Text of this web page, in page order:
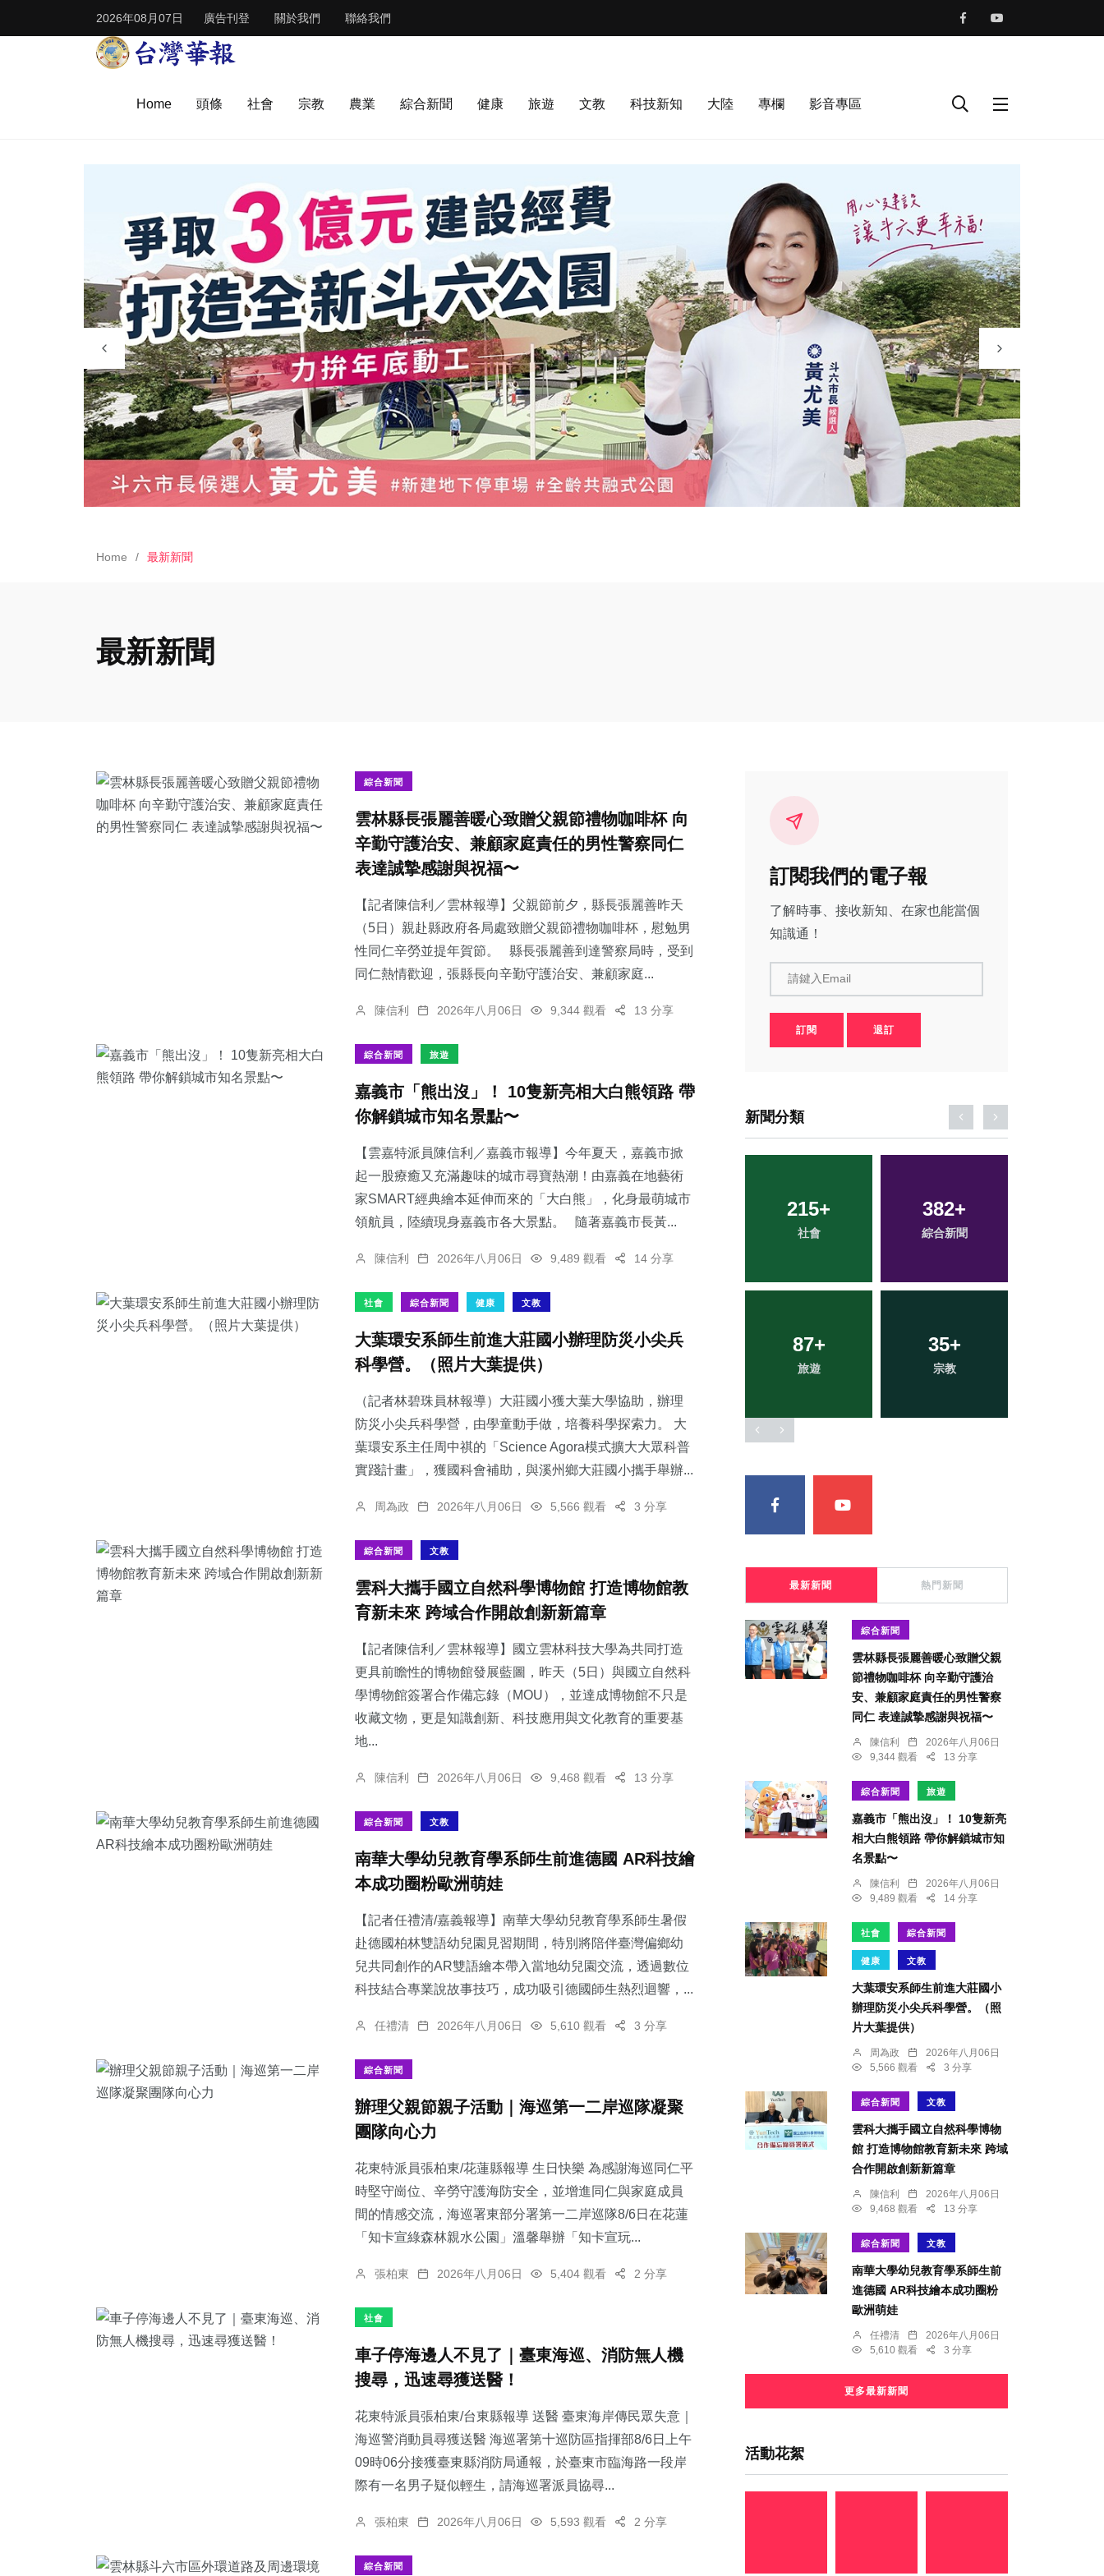
2026年08月07日 廣告刊登 關於我們 聯絡我們
Home 頭條 社會 宗教 農業 綜合新聞 健康 旅遊 文教 科技新知 大陸 專欄 影音專區
Home 最新新聞
最新新聞
綜合新聞
雲林縣長張麗善暖心致贈父親節禮物咖啡杯 向
辛勤守護治安、兼顧家庭責任的男性警察同仁
表達誠摯感謝與祝福〜
【記者陳信利／雲林報導】父親節前夕，縣長張麗善昨天
（5日）親赴縣政府各局處致贈父親節禮物咖啡杯，慰勉男
性同仁辛勞並提年賀節。 縣長張麗善到達警察局時，受到
同仁熱情歡迎，張縣長向辛勤守護治安、兼顧家庭...
陳信利 2026年八月06日 9,344 觀看 13 分享
綜合新聞 旅遊
嘉義市「熊出沒」！ 10隻新亮相大白熊領路 帶
你解鎖城市知名景點〜
【雲嘉特派員陳信利／嘉義市報導】今年夏天，嘉義市掀
起一股療癒又充滿趣味的城市尋寶熱潮！由嘉義在地藝術
家SMART經典繪本延伸而來的「大白熊」，化身最萌城市
領航員，陸續現身嘉義市各大景點。 隨著嘉義市長黃...
陳信利 2026年八月06日 9,489 觀看 14 分享
社會 綜合新聞 健康 文教
大葉環安系師生前進大莊國小辦理防災小尖兵
科學營。（照片大葉提供）
（記者林碧珠員林報導）大莊國小獲大葉大學協助，辦理
防災小尖兵科學營，由學童動手做，培養科學探索力。 大
葉環安系主任周中祺的「Science Agora模式擴大大眾科普
實踐計畫」，獲國科會補助，與溪州鄉大莊國小攜手舉辦...
周為政 2026年八月06日 5,566 觀看 3 分享
綜合新聞 文教
雲科大攜手國立自然科學博物館 打造博物館教
育新未來 跨域合作開啟創新新篇章
【記者陳信利／雲林報導】國立雲林科技大學為共同打造
更具前瞻性的博物館發展藍圖，昨天（5日）與國立自然科
學博物館簽署合作備忘錄（MOU），並達成博物館不只是
收藏文物，更是知識創新、科技應用與文化教育的重要基
地...
陳信利 2026年八月06日 9,468 觀看 13 分享
綜合新聞 文教
南華大學幼兒教育學系師生前進德國 AR科技繪
本成功圈粉歐洲萌娃
【記者任禮清/嘉義報導】南華大學幼兒教育學系師生暑假
赴德國柏林雙語幼兒園見習期間，特別將陪伴臺灣偏鄉幼
兒共同創作的AR雙語繪本帶入當地幼兒園交流，透過數位
科技結合專業說故事技巧，成功吸引德國師生熱烈迴響，...
任禮清 2026年八月06日 5,610 觀看 3 分享
綜合新聞
辦理父親節親子活動｜海巡第一二岸巡隊凝聚
團隊向心力
花東特派員張柏東/花蓮縣報導 生日快樂 為感謝海巡同仁平
時堅守崗位、辛勞守護海防安全，並增進同仁與家庭成員
間的情感交流，海巡署東部分署第一二岸巡隊8/6日在花蓮
「知卡宣綠森林親水公園」溫馨舉辦「知卡宣玩...
張柏東 2026年八月06日 5,404 觀看 2 分享
社會
車子停海邊人不見了｜臺東海巡、消防無人機
搜尋，迅速尋獲送醫！
花東特派員張柏東/台東縣報導 送醫 臺東海岸傳民眾失意｜
海巡警消動員尋獲送醫 海巡署第十巡防區指揮部8/6日上午
09時06分接獲臺東縣消防局通報，於臺東市臨海路一段岸
際有一名男子疑似輕生，請海巡署派員協尋...
張柏東 2026年八月06日 5,593 觀看 2 分享
綜合新聞
訂閱我們的電子報
了解時事、接收新知、在家也能當個
知識通！
請鍵入Email
訂閱 退訂
新聞分類
1+
大陸
215+
社會
382+
綜合新聞
87+
旅遊
35+
宗教
39+
農業
18+
科技新知
112+
健康
27+
頭條
最新新聞 熱門新聞
綜合新聞
雲林縣長張麗善暖心致贈父親
節禮物咖啡杯 向辛勤守護治
安、兼顧家庭責任的男性警察
同仁 表達誠摯感謝與祝福〜
陳信利
2026年八月06日
9,344 觀看
13 分享
綜合新聞 旅遊
嘉義市「熊出沒」！ 10隻新亮
相大白熊領路 帶你解鎖城市知
名景點〜
陳信利
2026年八月06日
9,489 觀看
14 分享
社會 綜合新聞
健康 文教
大葉環安系師生前進大莊國小
辦理防災小尖兵科學營。（照
片大葉提供）
周為政
2026年八月06日
5,566 觀看
3 分享
綜合新聞 文教
雲科大攜手國立自然科學博物
館 打造博物館教育新未來 跨域
合作開啟創新新篇章
陳信利
2026年八月06日
9,468 觀看
13 分享
綜合新聞 文教
南華大學幼兒教育學系師生前
進德國 AR科技繪本成功圈粉
歐洲萌娃
任禮清
2026年八月06日
5,610 觀看
3 分享
更多最新新聞
活動花絮